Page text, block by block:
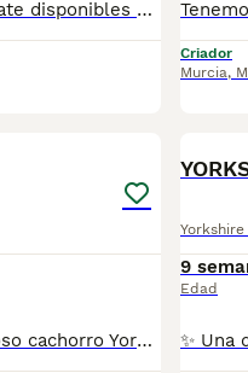
🐶🍫 Preciosos cachorros Yorkshire Terrier Chocolate disponibles 🍫🐶 Nuestros pequeños han sido criados con muchísimo cariño en un ambiente familiar, lo que hace que sean muy sociables, cariñosos y perfectamente adaptados al contacto con las personas. 💕 Los padres son ejemplares Yorkshire Terrier Chocolate, con excelente carácter y una preciosa genética. 📋 Se entregan con: ✅ Cartilla veterinaria. ✅ Microchip. ✅ Vacunas correspondientes a su edad. ✅ Varias desparasitaciones internas y externas. ✅ Revisión veterinaria completa antes de la entrega. ✅ Garantía sanitaria. 💝 Son ideales para familias, parejas o personas que buscan un compañero pequeño, inteligente, alegre y muy cariñoso. 📸 Las fotos son 100% reales de nuestros chiquitines. 🚗 Posibilidad de envío a toda España mediante transporte especializado para mascotas. 📩 Si deseas más información, fotos o vídeos, no dudes en ponerte en contacto. Estaremos encantados de ayudarte a encontrar el compañero perfecto.
Criador
Murcia,
💎 YORKSHIRE TERRIER TOY EXCLUSIVO 💎 Precioso cachorro Yorkshire Terrier de 1 mes, criado en ambiente familiar junto a su mamá, con muchísimo amor y cuidados desde el primer día. 🐾 Muy pequeño, cariñoso, juguetón y con una carita espectacular. Ideal para compañía y familias que buscan un compañero elegante y adorable. ✔ Criado en casa ✔ Acostumbrado al contacto diario ✔ Desparasitado acorde a su edad ✔ Excelente carácter ✔ Padres de gran calidad 📍 Reserva abierta 📲 Más información y vídeos por privado. ✨ Un pequeño tesoro que enamora a primera vista ✨
9
Edad